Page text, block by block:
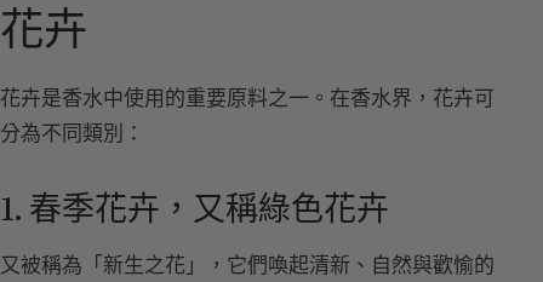
花卉
花卉是香水中使用的重要原料之一。在香水界，花卉可
分為不同類別：
1. 春季花卉，又稱綠色花卉
又被稱為「新生之花」，它們喚起清新、自然與歡愉的